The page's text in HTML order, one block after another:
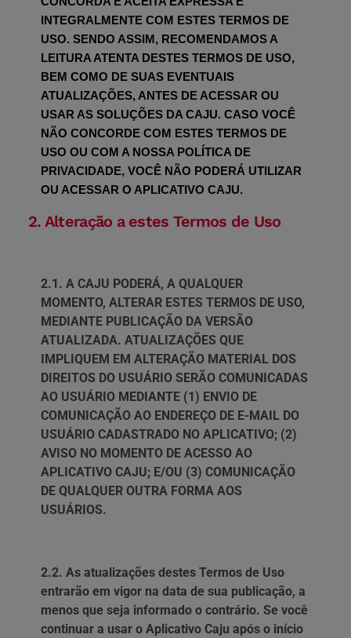
INTEGRALMENTE COM ESTES TERMOS DE
USO. SENDO ASSIM, RECOMENDAMOS A
LEITURA ATENTA DESTES TERMOS DE USO,
BEM COMO DE SUAS EVENTUAIS
ATUALIZAÇÕES, ANTES DE ACESSAR OU
USAR AS SOLUÇÕES DA CAJU. CASO VOCÊ
NÃO CONCORDE COM ESTES TERMOS DE
USO OU COM A NOSSA POLÍTICA DE
PRIVACIDADE, VOCÊ NÃO PODERÁ UTILIZAR
OU ACESSAR O APLICATIVO CAJU.
2. Alteração a estes Termos de Uso
2.1. A CAJU PODERÁ, A QUALQUER
MOMENTO, ALTERAR ESTES TERMOS DE USO,
MEDIANTE PUBLICAÇÃO DA VERSÃO
ATUALIZADA. ATUALIZAÇÕES QUE
IMPLIQUEM EM ALTERAÇÃO MATERIAL DOS
DIREITOS DO USUÁRIO SERÃO COMUNICADAS
AO USUÁRIO MEDIANTE (1) ENVIO DE
COMUNICAÇÃO AO ENDEREÇO DE E-MAIL DO
USUÁRIO CADASTRADO NO APLICATIVO; (2)
AVISO NO MOMENTO DE ACESSO AO
APLICATIVO CAJU; E/OU (3) COMUNICAÇÃO
DE QUALQUER OUTRA FORMA AOS
USUÁRIOS.
2.2. As atualizações destes Termos de Uso
entrarão em vigor na data de sua publicação, a
menos que seja informado o contrário. Se você
continuar a usar o Aplicativo Caju após o início